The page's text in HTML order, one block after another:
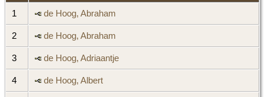
1 de Hoog, Abraham
2 de Hoog, Abraham
3 de Hoog, Adriaantje
4 de Hoog, Albert